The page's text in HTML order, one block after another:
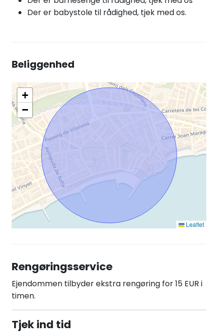
Der er babystole til rådighed, tjek med os.
Beliggenhed
+
−
Leaflet
Rengøringsservice
Ejendommen tilbyder ekstra rengøring for 15 EUR i
timen.
Tjek ind tid